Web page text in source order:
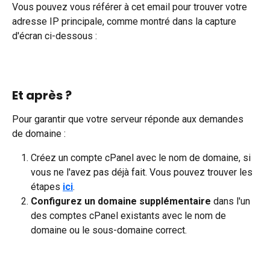
Vous pouvez vous référer à cet email pour trouver votre
adresse IP principale, comme montré dans la capture
d'écran ci-dessous :
Et après ?
Pour garantir que votre serveur réponde aux demandes
de domaine :
Créez un compte cPanel avec le nom de domaine, si
vous ne l'avez pas déjà fait. Vous pouvez trouver les
étapes ici.
Configurez un domaine supplémentaire dans l'un
des comptes cPanel existants avec le nom de
domaine ou le sous-domaine correct.